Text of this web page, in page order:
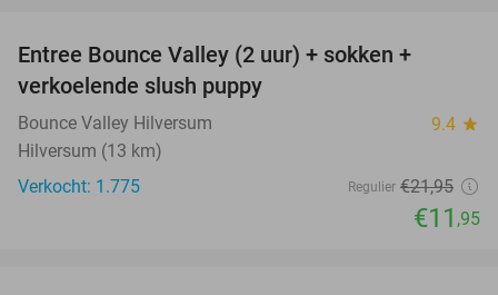
Entree Bounce Valley (2 uur) + sokken +
verkoelende slush puppy
Bounce Valley Hilversum 9.4 star
Hilversum (13 km)
Verkocht: 1.775
Regulier €21,95
€11 ,95